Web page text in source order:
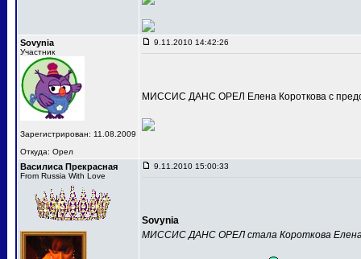
Sovynia
Участник
Зарегистрирован: 11.08.2009
Откуда: Орел
9.11.2010 14:42:26
МИССИС ДАНС ОРЕЛ Елена Короткова с
Василиса Прекрасная
From Russia With Love
9.11.2010 15:00:33
Sovynia
МИССИС ДАНС ОРЕЛ стала Короткова